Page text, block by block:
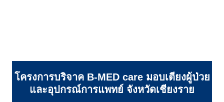
โครงการบริจาค B-MED care มอบเตียงผู้ป่วย
และอุปกรณ์การแพทย์ จังหวัดเชียงราย